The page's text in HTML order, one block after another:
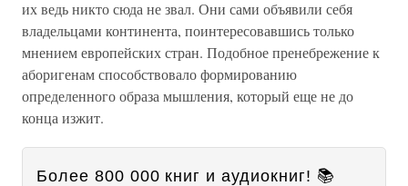
их ведь никто сюда не звал. Они сами объявили себя
владельцами континента, поинтересовавшись только
мнением европейских стран. Подобное пренебрежение к
аборигенам способствовало формированию
определенного образа мышления, который еще не до
конца изжит.
Более 800 000 книг и аудиокниг! 📚